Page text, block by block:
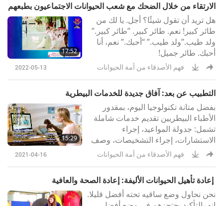
الارتقاء من خلال الضحك مع شعب الحيوانات الاجتماعيون بطبعهم
17:52
هل تريد أن تقول شيئًا؟ أجل. يا لك من
طائر كبير! نعم. طائر كبير. ”طائر كبير.”
ولد طيب.”ولد طيب.” “أحبك.” نعم، أنا
أحبك. طائر جميل!
2022-05-13 فهم الأصدقاء من أمة الحيوانات
التطبيب عن بعد: آفاق جديدة للخدمات البيطرية
15:29
بفضل متانة تكنولوجيا اليوم، بمقدور
الأطباء البيطريين تقديم خدمات شاملة
تشمل: جدولة المواعيد، إجراء
الاستشارات، إجراء التشخيصات، وصف
العلاجات، وكتابة الوصفات - كل ذلك عن
2021-04-16 فهم الأصدقاء من أمة الحيوانات
نحن نحاول وضع ساقيه تحته أفضل قليلا.